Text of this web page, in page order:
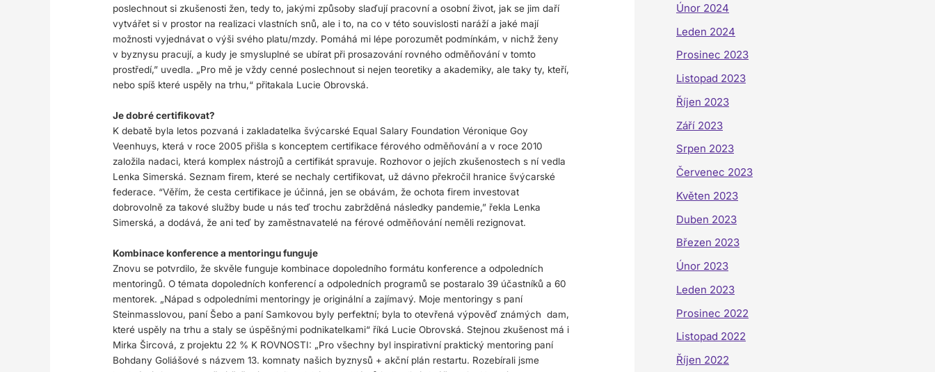
poslechnout si zkušenosti žen, tedy to, jakými způsoby slaďují pracovní a osobní život, jak se jim daří
vytvářet si v prostor na realizaci vlastních snů, ale i to, na co v této souvislosti naráží a jaké mají
možnosti vyjednávat o výši svého platu/mzdy. Pomáhá mi lépe porozumět podmínkám, v nichž ženy
v byznysu pracují, a kudy je smysluplné se ubírat při prosazování rovného odměňování v tomto
prostředí,” uvedla. „Pro mě je vždy cenné poslechnout si nejen teoretiky a akademiky, ale taky ty, kteří,
nebo spíš které uspěly na trhu,“ přitakala Lucie Obrovská.
Je dobré certifikovat?
K debatě byla letos pozvaná i zakladatelka švýcarské Equal Salary Foundation Véronique Goy
Veenhuys, která v roce 2005 přišla s konceptem certifikace férového odměňování a v roce 2010
založila nadaci, která komplex nástrojů a certifikát spravuje. Rozhovor o jejích zkušenostech s ní vedla
Lenka Simerská. Seznam firem, které se nechaly certifikovat, už dávno překročil hranice švýcarské
federace. “Věřím, že cesta certifikace je účinná, jen se obávám, že ochota firem investovat
dobrovolně za takové služby bude u nás teď trochu zabržděná následky pandemie,” řekla Lenka
Simerská, a dodává, že ani teď by zaměstnavatelé na férové odměňování neměli rezignovat.
Kombinace konference a mentoringu funguje
Znovu se potvrdilo, že skvěle funguje kombinace dopoledního formátu konference a odpoledních
mentoringů. O témata dopoledních konferencí a odpoledních programů se postaralo 39 účastníků a 60
mentorek. „Nápad s odpoledními mentoringy je originální a zajímavý. Moje mentoringy s paní
Steinmasslovou, paní Šebo a paní Samkovou byly perfektní; byla to otevřená výpověď známých dam,
které uspěly na trhu a staly se úspěšnými podnikatelkami“ říká Lucie Obrovská. Stejnou zkušenost má i
Mirka Šircová, z projektu 22 % K ROVNOSTI: „Pro všechny byl inspirativní praktický mentoring paní
Bohdany Goliášové s názvem 13. komnaty našich byznysů + akční plán restartu. Rozebírali jsme
Únor 2024
Leden 2024
Prosinec 2023
Listopad 2023
Říjen 2023
Září 2023
Srpen 2023
Červenec 2023
Květen 2023
Duben 2023
Březen 2023
Únor 2023
Leden 2023
Prosinec 2022
Listopad 2022
Říjen 2022